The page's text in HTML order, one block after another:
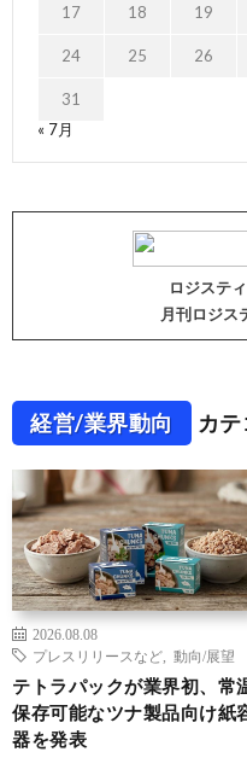
17 18 19
24 25 26
31
« 7月
ロジステ
月刊ロジス
経営/業界動向 カ
2026.08.08
プレスリリースなど
動向/展望
テトラパックが業界初、常
保存可能なツナ製品向け紙
器を発表